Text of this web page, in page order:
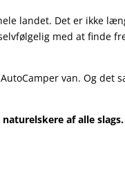
landet. Det er ikke
med at finde
van. Og det
af alle slags.